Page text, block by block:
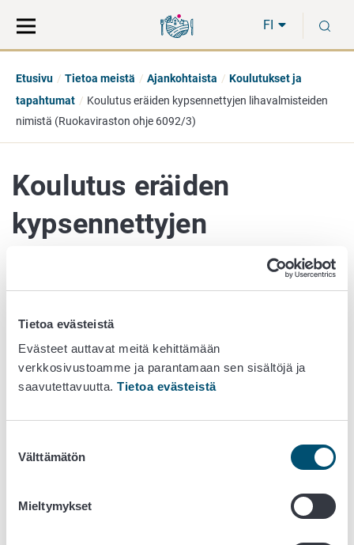
Tietoa evästeistä
Evästeet auttavat meitä kehittämään
verkkosivustoamme ja parantamaan sen sisältöjä ja
saavutettavuutta. Tietoa evästeistä
valinta
Välttämätön
Mieltymykset
suoraan
sisältöön
koko
sivuston
FI
Etusivu Tietoa meistä Ajankohtaista
Koulutukset ja
tapahtumat
Koulutus eräiden kypsennettyjen lihavalmisteiden
nimistä (Ruokaviraston ohje 6092/3)
Koulutus eräiden
kypsennettyjen
lihavalmisteiden nimistä
(Ruokaviraston ohje
6092/3)